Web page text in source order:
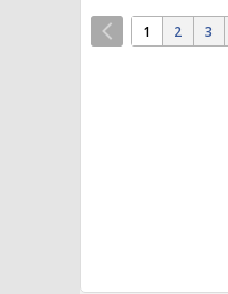
1 2 3